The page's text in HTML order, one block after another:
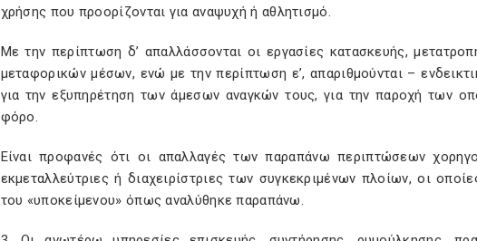
χρήσης που προορίζονται για αναψυχή ή αθλητισμό.
Με την περίπτωση δ’ απαλλάσσονται οι εργασίες κατασκευής,
μεταφορικών μέσων, ενώ με την περίπτωση ε’, απαριθμούνται –
για την εξυπηρέτηση των άμεσων αναγκών τους, για την παροχή των
φόρο.
Είναι προφανές ότι οι απαλλαγές των παραπάνω περιπτώσεων
εκμεταλλεύτριες ή διαχειρίστριες των συγκεκριμένων πλοίων, οι
του «υποκείμενου» όπως αναλύθηκε παραπάνω.